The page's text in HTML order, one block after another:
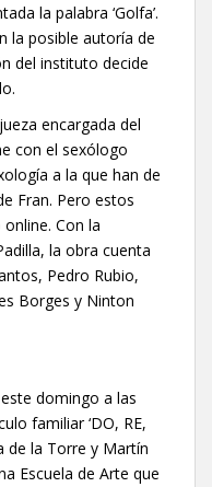
la palabra ‘Golfa’.
la posible autoría de
del instituto decide
encargada del
con el sexólogo
a la que han de
Fran. Pero estos
Con la
la obra cuenta
Pedro Rubio,
Borges y Ninton
domingo a las
familiar ‘DO, RE,
de la Torre y Martín
Escuela de Arte que